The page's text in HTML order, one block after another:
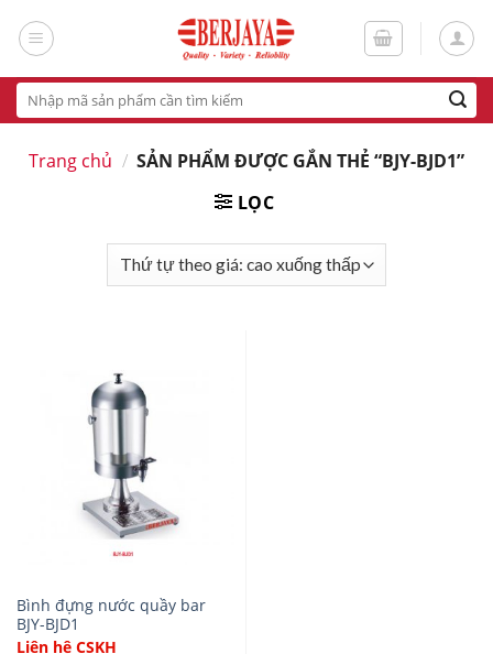
Tìm
kiếm:
Trang chủ / SẢN PHẨM ĐƯỢC GẮN THẺ “BJY-BJD1”
LỌC
Bình đựng nước quầy bar
BJY-BJD1
Liên hệ CSKH